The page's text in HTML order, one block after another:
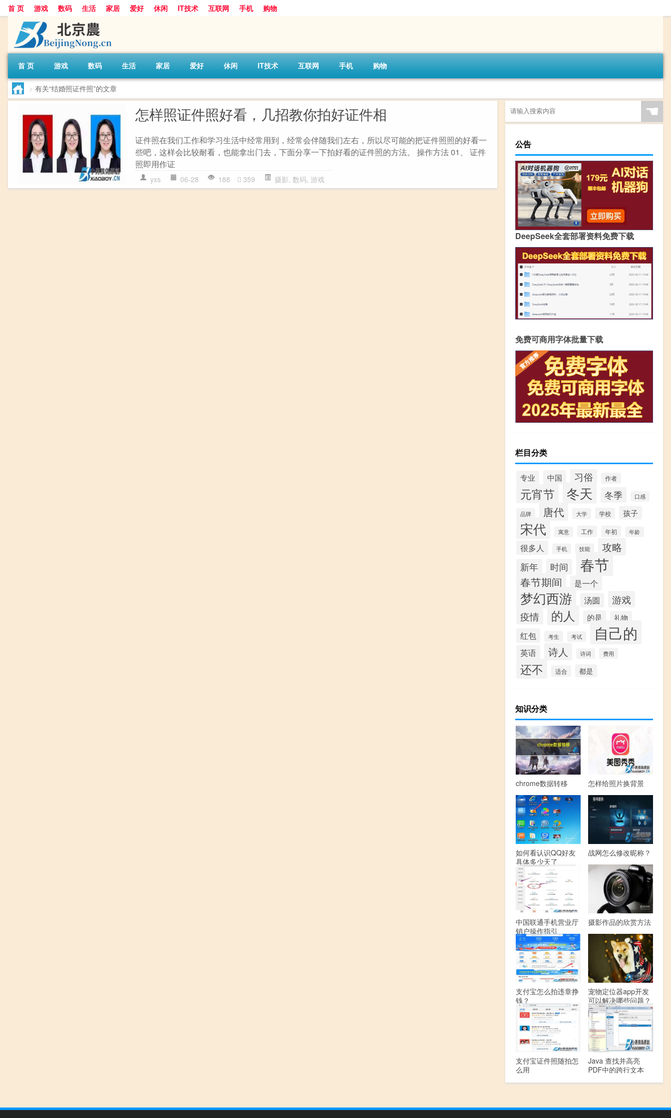
首 页 游戏 数码 生活 家居 爱好 休闲 IT技术 互联网 手机 购物
首 页 游戏 数码 生活 家居 爱好 休闲 IT技术 互联网 手机 购物
> 有关“结婚照证件照”的文章
怎样照证件照好看，几招教你拍好证件相
证件照在我们工作和学习生活中经常用到，经常会伴随我们左右，所以尽可能的把证件照照的好看一
些吧，这样会比较耐看，也能拿出门去，下面分享一下拍好看的证件照的方法。 操作方法 01、 证件
照即用作证
yxs 06-28 188 359 摄影, 数码, 游戏
☚
公告
DeepSeek全套部署资料免费下载
免费可商用字体批量下载
栏目分类
专业 中国 习俗 作者
元宵节 冬天 冬季 口感
品牌 唐代 大学 学校 孩子
宋代 寓意 工作 年初 年龄
很多人 手机 技能 攻略
新年 时间 春节
春节期间 是一个
梦幻西游 汤圆
游戏
疫情
的人 的是 礼物
红包 考生 考试 自己的
英语 诗人 诗词 费用
还不 适合 都是
知识分类
chrome数据转移 怎样给照片换背景
如何看认识QQ好友
具体多少天了
战网怎么修改昵称？
中国联通手机营业厅
销户操作指引
摄影作品的欣赏方法
支付宝怎么拍违章挣
钱？
宠物定位器app开发
可以解决哪些问题？
支付宝证件照随拍怎
么用
Java 查找并高亮
PDF中的跨行文本